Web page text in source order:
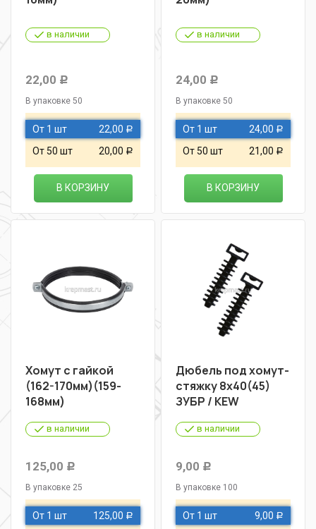
в наличии
22,00 Р
В упаковке 50
От 1 шт 22,00 Р
От 50 шт 20,00 Р
В КОРЗИНУ
в наличии
24,00 Р
В упаковке 50
От 1 шт 24,00 Р
От 50 шт 21,00 Р
В КОРЗИНУ
Хомут с гайкой
(162-170мм)(159-
168мм)
в наличии
125,00 Р
В упаковке 25
От 1 шт 125,00 Р
Дюбель под хомут-
стяжку 8х40(45)
ЗУБР / KEW
в наличии
9,00 Р
В упаковке 100
От 1 шт 9,00 Р